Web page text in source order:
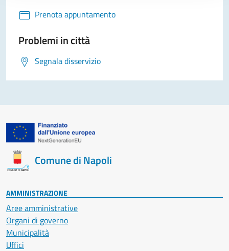
Prenota appuntamento
Problemi in città
Segnala disservizio
Comune di Napoli
AMMINISTRAZIONE
Aree amministrative
Organi di governo
Municipalità
Uffici